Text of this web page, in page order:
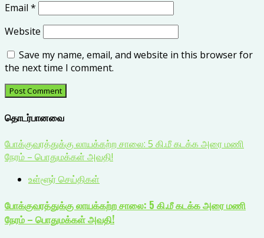
Email *
Website
Save my name, email, and website in this browser for
the next time I comment.
தொடர்பானவை
போக்குவரத்துக்கு லாயக்கற்ற சாலை: 5 கி.மீ கடக்க அரை மணி
நேரம் – பொதுமக்கள் அவதி!
உள்ளூர் செய்திகள்
போக்குவரத்துக்கு லாயக்கற்ற சாலை: 5 கி.மீ கடக்க அரை மணி
நேரம் – பொதுமக்கள் அவதி!